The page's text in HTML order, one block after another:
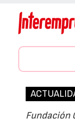
Fundación